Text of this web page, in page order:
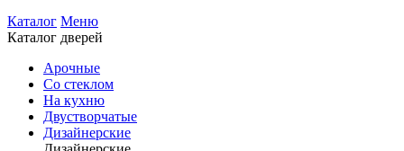
Каталог Меню
Каталог дверей
Арочные
Со стеклом
На кухню
Двустворчатые
Дизайнерские